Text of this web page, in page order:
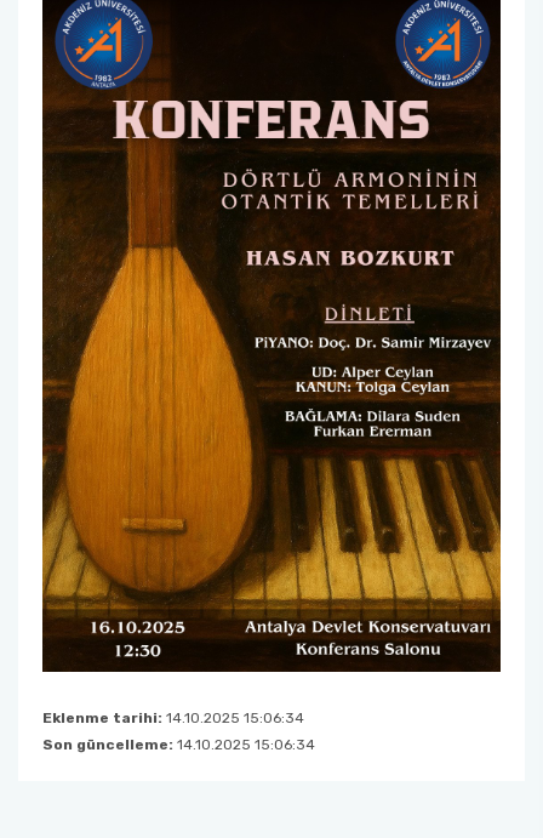
Eklenme tarihi: 14.10.2025 15:06:34
Son güncelleme: 14.10.2025 15:06:34
Türk Halk Müziği Korosu
Temel Kulak Eğitimi
Mezun Takip Komisyonu
Tanıtım ve Medya Koordinatörlüğü
Akreditasyon Kurulu
Ölçme ve Değerlendirme Komisyonu